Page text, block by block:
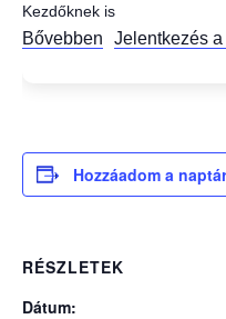
Kezdőknek is
Bővebben Jelentkezés
Hozzáadom a
RÉSZLETEK
Dátum: